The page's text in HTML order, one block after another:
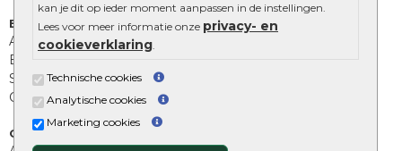
kan je dit op ieder moment aanpassen in de instellingen.
Lees voor meer informatie onze privacy- en
cookieverklaring.
Technische cookies
Analytische cookies
Marketing cookies
Extra benodigdheden
Afwatering en diversen
Beplantings en betonelementen
Split, grind en zand
Oprit tegels
Overig